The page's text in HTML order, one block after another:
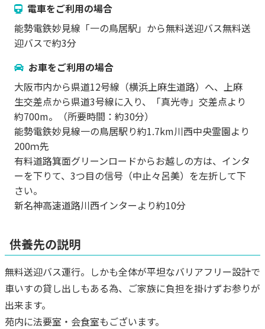
電車をご利用の場合
能勢電鉄妙見線「一の鳥居駅」から無料送迎バス無料送
迎バスで約3分
お車をご利用の場合
大阪市内から県道12号線（横浜上麻生道路）へ、上麻
生交差点から県道3号線に入り、「真光寺」交差点より
約700m。（所要時間：約30分）
能勢電鉄妙見線一の鳥居駅り約1.7km川西中央霊園より
200ｍ先
有料道路箕面グリーンロードからお越しの方は、インタ
ーを下りて、3つ目の信号（中止々呂美）を左折して下
さい。
新名神高速道路川西インターより約10分
供養先の説明
無料送迎バス運行。しかも全体が平坦なバリアフリー設計で
車いすの貸し出しもある為、ご家族に負担を掛けずお参りが
出来ます。
苑内に法要室・会食室もございます。